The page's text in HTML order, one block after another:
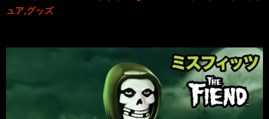
ュア,グッズ